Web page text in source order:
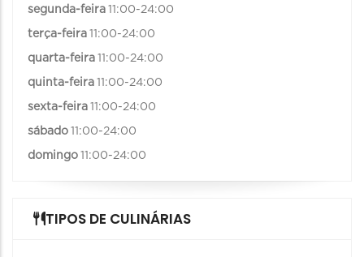
segunda-feira 11:00-24:00
terça-feira 11:00-24:00
quarta-feira 11:00-24:00
quinta-feira 11:00-24:00
sexta-feira 11:00-24:00
sábado 11:00-24:00
domingo 11:00-24:00
TIPOS DE CULINÁRIAS